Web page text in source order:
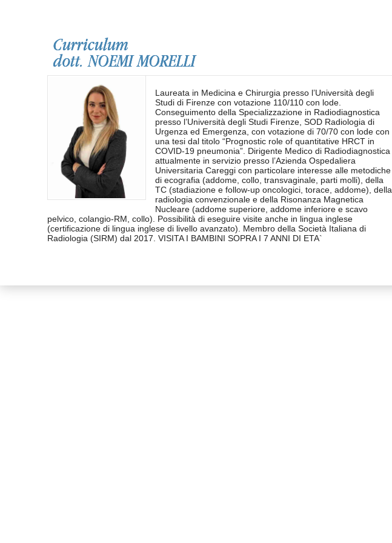
Curriculum
dott. NOEMI MORELLI
Laureata in Medicina e Chirurgia presso l’Università degli
Studi di Firenze con votazione 110/110 con lode.
Conseguimento della Specializzazione in Radiodiagnostica
presso l’Università degli Studi Firenze, SOD Radiologia di
Urgenza ed Emergenza, con votazione di 70/70 con lode con
una tesi dal titolo “Prognostic role of quantitative HRCT in
COVID-19 pneumonia”. Dirigente Medico di Radiodiagnostica
attualmente in servizio presso l’Azienda Ospedaliera
Universitaria Careggi con particolare interesse alle metodiche
di ecografia (addome, collo, transvaginale, parti molli), della
TC (stadiazione e follow-up oncologici, torace, addome), della
radiologia convenzionale e della Risonanza Magnetica
Nucleare (addome superiore, addome inferiore e scavo
pelvico, colangio-RM, collo). Possibilità di eseguire visite anche in lingua inglese
(certificazione di lingua inglese di livello avanzato). Membro della Società Italiana di
Radiologia (SIRM) dal 2017. VISITA I BAMBINI SOPRA I 7 ANNI DI ETA`